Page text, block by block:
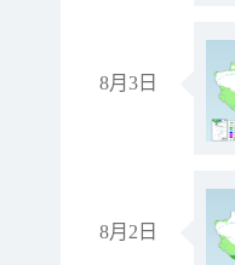
8月3日
8月2日